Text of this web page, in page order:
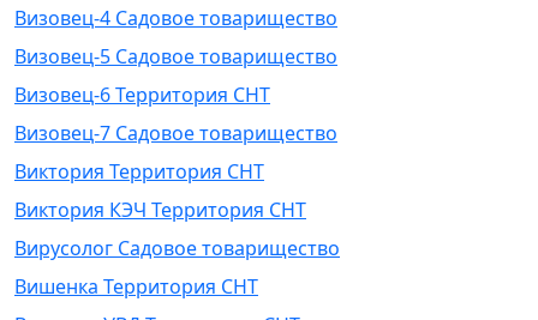
Визовец-4 Садовое товарищество
Визовец-5 Садовое товарищество
Визовец-6 Территория СНТ
Визовец-7 Садовое товарищество
Виктория Территория СНТ
Виктория КЭЧ Территория СНТ
Вирусолог Садовое товарищество
Вишенка Территория СНТ